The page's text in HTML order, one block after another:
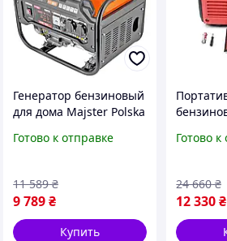
Генератор бензиновый
для дома Majster Polska
для частного дома
генератор
Готово к отправке
9 789₴
11 589 ₴
Купить
(макс.
Готово к
12 330₴
24 660 ₴